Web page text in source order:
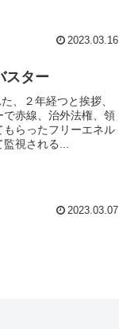
2023.03.16
ター
、２年経つと挨拶、
赤線、治外法権、領
らったフリーエネル
視される...
2023.03.07